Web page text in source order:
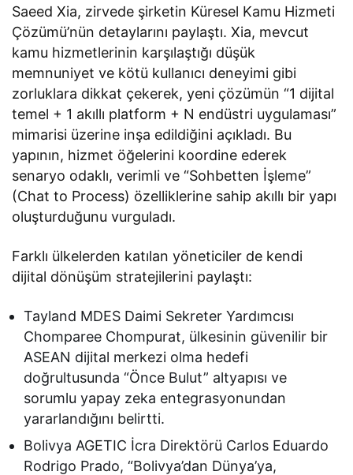
Saeed Xia, zirvede şirketin Küresel Kamu Hizmeti
Çözümü’nün detaylarını paylaştı. Xia, mevcut
kamu hizmetlerinin karşılaştığı düşük
memnuniyet ve kötü kullanıcı deneyimi gibi
zorluklara dikkat çekerek, yeni çözümün “1 dijital
temel + 1 akıllı platform + N endüstri uygulaması”
mimarisi üzerine inşa edildiğini açıkladı. Bu
yapının, hizmet öğelerini koordine ederek
senaryo odaklı, verimli ve “Sohbetten İşleme”
(Chat to Process) özelliklerine sahip akıllı bir yapı
oluşturduğunu vurguladı.
Farklı ülkelerden katılan yöneticiler de kendi
dijital dönüşüm stratejilerini paylaştı:
Tayland MDES Daimi Sekreter Yardımcısı
Chomparee Chompurat, ülkesinin güvenilir bir
ASEAN dijital merkezi olma hedefi
doğrultusunda “Önce Bulut” altyapısı ve
sorumlu yapay zeka entegrasyonundan
yararlandığını belirtti.
Bolivya AGETIC İcra Direktörü Carlos Eduardo
Rodrigo Prado, “Bolivya’dan Dünya’ya,